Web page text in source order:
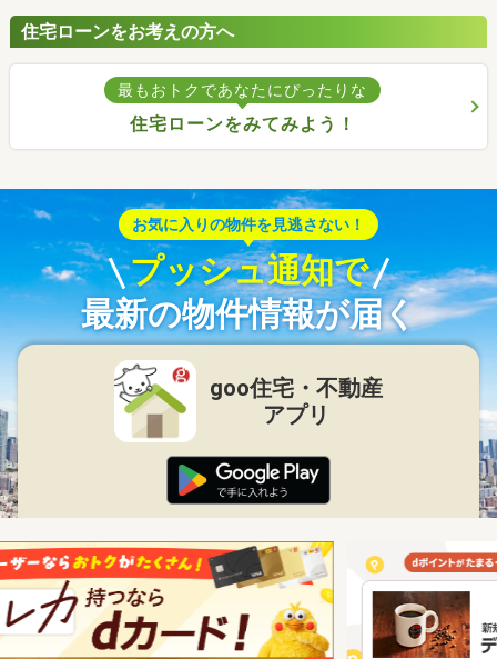
住宅ローンをお考えの方へ
最もおトクであなたにぴったりな
住宅ローンをみてみよう！
お気に入りの物件を見逃さない！
プッシュ通知で
最新の物件情報が届く
goo住宅・不動産
アプリ